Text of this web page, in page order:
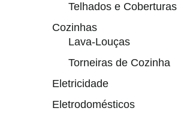
Telhados e Coberturas
Cozinhas
Lava-Louças
Torneiras de Cozinha
Eletricidade
Eletrodomésticos